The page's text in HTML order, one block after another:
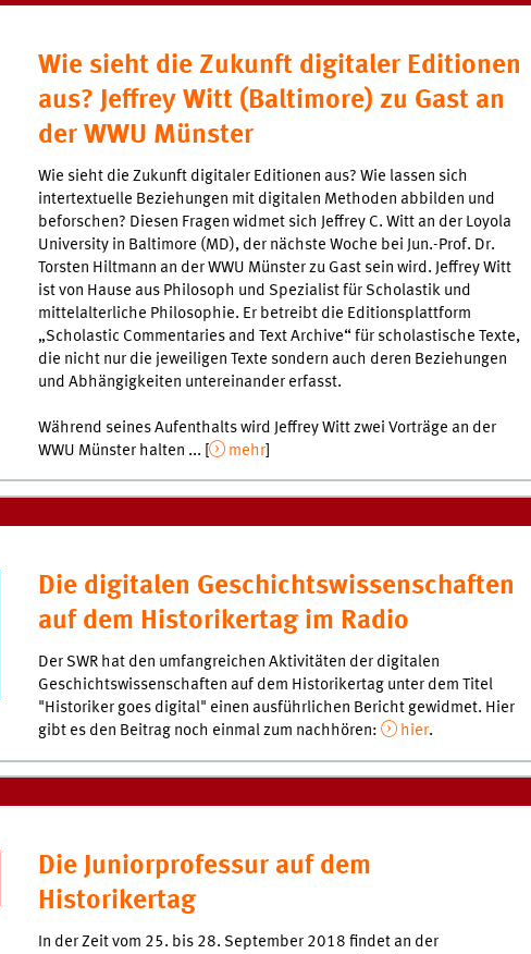
Wie sieht die Zukunft digitaler Editionen
aus? Jeffrey Witt (Baltimore) zu Gast an
der WWU Münster
Wie sieht die Zukunft digitaler Editionen aus? Wie lassen sich
intertextuelle Beziehungen mit digitalen Methoden abbilden und
beforschen? Diesen Fragen widmet sich Jeffrey C. Witt an der Loyola
University in Baltimore (MD), der nächste Woche bei Jun.-Prof. Dr.
Torsten Hiltmann an der WWU Münster zu Gast sein wird. Jeffrey Witt
ist von Hause aus Philosoph und Spezialist für Scholastik und
mittelalterliche Philosophie. Er betreibt die Editionsplattform
„Scholastic Commentaries and Text Archive“ für scholastische Texte,
die nicht nur die jeweiligen Texte sondern auch deren Beziehungen
und Abhängigkeiten untereinander erfasst.
Während seines Aufenthalts wird Jeffrey Witt zwei Vorträge an der
WWU Münster halten ... [
mehr]
Die digitalen Geschichtswissenschaften
auf dem Historikertag im Radio
Der SWR hat den umfangreichen Aktivitäten der digitalen
Geschichtswissenschaften auf dem Historikertag unter dem Titel
"Historiker goes digital" einen ausführlichen Bericht gewidmet. Hier
gibt es den Beitrag noch einmal zum nachhören:
hier.
Die Juniorprofessur auf dem
Historikertag
In der Zeit vom 25. bis 28. September 2018 findet an der